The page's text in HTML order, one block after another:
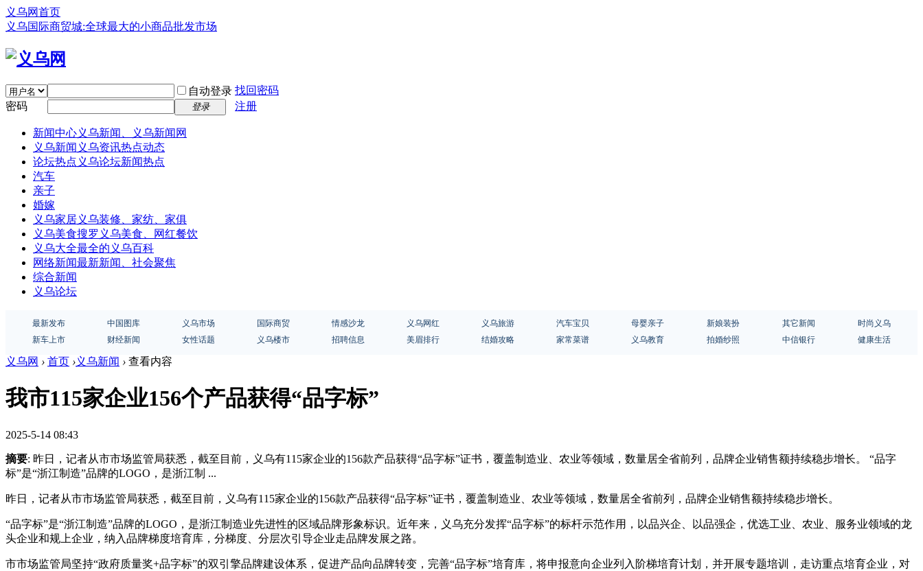
义乌网首页
义乌国际商贸城:全球最大的小商品批发市场
自动登录 找回密码
密码
登录 注册
新闻中心义乌新闻、义乌新闻网
义乌新闻 义乌资讯热点动态
论坛热点 义乌论坛新闻热点
汽车
亲子
婚嫁
义乌家居义乌装修、家纺、家俱
义乌美食搜罗义乌美食、网红餐饮
义乌大全最全的义乌百科
网络新闻最新新闻、社会聚焦
综合新闻
义乌论坛
最新发布 中国图库 义乌市场 国际商贸 情感沙龙 义乌网红 义乌旅游 汽车宝贝 母婴亲子 新娘装扮 其它新闻
时尚义乌
新车上市
财经新闻 女性话题 义乌楼市 招聘信息 美眉排行 结婚攻略 家常菜谱 义乌教育 拍婚纱照 中信银行 健康生活
义乌网 › 首页 ›义乌新闻 › 查看内容
我市115家企业156个产品获得“品字标”
2025-5-14 08:43
摘要: 昨日，记者从市市场监管局获悉，截至目前，义乌有115家企业的156款产品获得“品字标”证书，覆盖制造业、农业等领域，数量居全省前列，品牌企业销售额持续稳步增长。 “品字
标”是“浙江制造”品牌的LOGO，是浙江制 ...
昨日，记者从市市场监管局获悉，截至目前，义乌有115家企业的156款产品获得“品字标”证书，覆盖制造业、农业等领域，数量居全省前列，品牌企业销售额持续稳步增长。
“品字标”是“浙江制造”品牌的LOGO，是浙江制造业先进性的区域品牌形象标识。近年来，义乌充分发挥“品字标”的标杆示范作用，以品兴企、以品强企，优选工业、农业、服务业领域的龙
头企业和规上企业，纳入品牌梯度培育库，分梯度、分层次引导企业走品牌发展之路。
市市场监管局坚持“政府质量奖+品字标”的双引擎品牌建设体系，促进产品向品牌转变，完善“品字标”培育库，将申报意向企业列入阶梯培育计划，并开展专题培训，走访重点培育企业，对